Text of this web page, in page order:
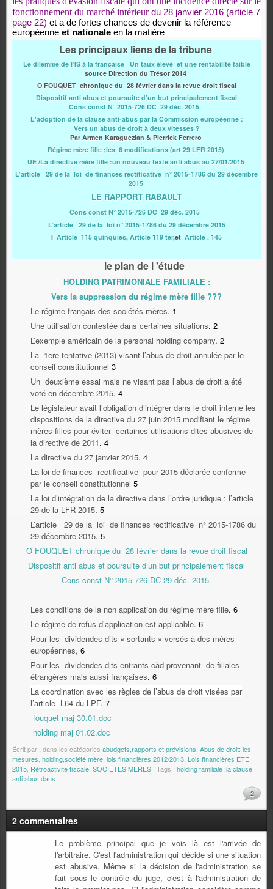
fonctionnement du marché intérieurdu 28 janvier 2016 (article 7
page 22) et a de fortes chances de devenir la référence
européenne et nationale en la matière
Les principaux liens de la tribune
Le dilemme de l’IS à la française
Un taux élevé et une rentabilité faible
source Direction du Trésor 2014
O FOUQUET chronique du 28 février dans la revue droit fiscal
Dispositif anti abus et poursuite d’un but principalement fiscal
Cons const N° 2015-726 DC 29 déc. 2015.
L'adoption de la clause anti-abus par la Commission européenne :
Vers un abus de droit à deux vitesses ?
Par Armen Karaguezian & Pierrick Ferrero
Régime mère fille ;les 6 modifications (art 29 LFR 2015)
UE /La directive mère fille :un nouveau texte anti abus au 27/01/2015
L’article 29 de la loi de finances rectificative n° 2015-1786 du 29 décembre
2015
LE RAPPORT RABAULT
Cons const N° 2015-726 DC 29 déc. 2015
L’article 29 de la loi n° 2015-1786 du 29 décembre 2015
l Article 115 quinquies, Article 119 ter,et Article . 145
le plan de l 'étude
HOLDING PATRIMONIALE FAMILIALE :
Vers la suppression du régime mère fille ???
Le régime français des sociétés mères. 1
Une utilisation contestée dans certaines situations. 2
L’exemple américain de la personal holding company. 2
La 1ere tentative (2013) visant l’abus de droit annulée par le
conseil constitutionnel 3
Un deuxième essai mais ne visant pas l’abus de droit a été
voté en décembre 2015. 4
Le législateur avait l’obligation d’intégrer dans le droit interne les
dispositions de la directive du 27 juin 2015 modifiant le régime
mères filles pour éviter certaines utilisations dites abusives de
la directive de 2011. 4
La directive du 27 janvier 2015. 4
La loi de finances rectificative pour 2015 déclarée conforme
par le conseil constitutionnel 5
La loi d’intégration de la directive dans l’ordre juridique : l’article
29 de la LFR 2015. 5
L’article 29 de la loi de finances rectificative n° 2015-1786 du
29 décembre 2015. 5
O FOUQUET chronique du 28 février dans la revue droit fiscal
Dispositif anti abus et poursuite d’un but principalement fiscal
Cons const N° 2015-726 DC 29 déc. 2015.
Les conditions de la non application du régime mère fille. 6
Le régime de refus d’application est applicable. 6
Pour les dividendes dits « sortants » versés à des mères
européennes, 6
Pour les dividendes dits entrants càd provenant de filiales
étrangères mais aussi françaises. 6
La coordination avec les règles de l’abus de droit visées par
l’article L64 du LPF. 7
fouquet maj 30.01.doc
holding maj 01.02.doc
Écrit par dans les catégories abudgets,rapports et prévisions Abus de droit: les
mesures holding,société mère lois financières 2012/2013 Lois financières ETE
2015 Rétroactivité fiscale SOCIETES MERES | Tags : holding familiale :la clause
anti abus dans
2
2 commentaires
Le problème principal que je vois là est l'arrivée de
l'arbitraire. C'est l'administration qui décide si une situation
est abusive. Même si la décision de l'administration se
fait sous le contrôle du juge, c'est à l'administration de